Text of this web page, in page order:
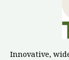
Innovative,